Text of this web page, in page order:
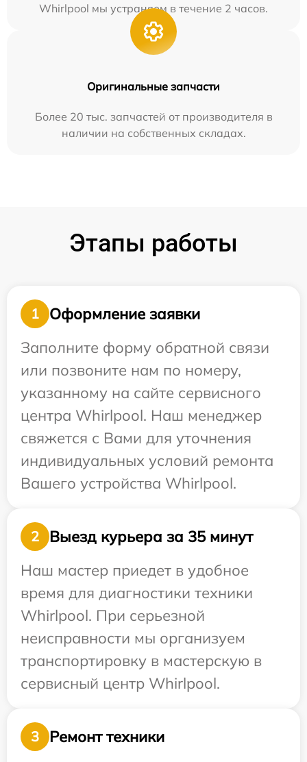
Whirlpool мы устраняем в течение 2 часов.
Оригинальные запчасти
Более 20 тыс. запчастей от производителя в
наличии на собственных складах.
Этапы работы
1
Оформление заявки
Заполните форму обратной связи
или позвоните нам по номеру,
указанному на сайте сервисного
центра Whirlpool. Наш менеджер
свяжется с Вами для уточнения
индивидуальных условий ремонта
Вашего устройства Whirlpool.
2
Выезд курьера за 35 минут
Наш мастер приедет в удобное
время для диагностики техники
Whirlpool. При серьезной
неисправности мы организуем
транспортировку в мастерскую в
сервисный центр Whirlpool.
3
Ремонт техники